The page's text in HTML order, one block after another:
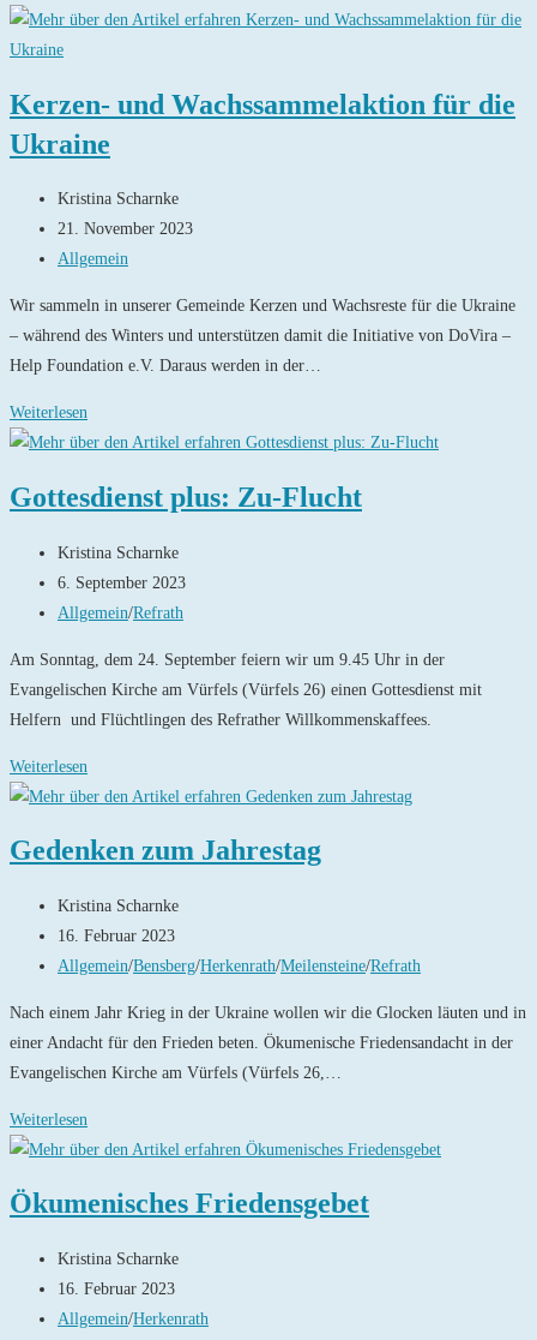
in
Kerzen- und Wachssammelaktion für die
Ukraine
Beitrags-
Autor:
Kristina Scharnke
Beitrag
veröffentlicht:
21. November 2023
Beitrags-
Allgemein
Wir sammeln in unserer Gemeinde Kerzen und Wachsreste für die Ukraine
– während des Winters und unterstützen damit die Initiative von DoVira –
Help Foundation e.V. Daraus werden in der…
Weiterlesen
und
für
Ukraine
Gottesdienst plus: Zu-Flucht
Beitrags-
Autor:
Kristina Scharnke
Beitrag
veröffentlicht:
6. September 2023
Beitrags-
Allgemein/Refrath
Am Sonntag, dem 24. September feiern wir um 9.45 Uhr in der
Evangelischen Kirche am Vürfels (Vürfels 26) einen Gottesdienst mit
Helfern und Flüchtlingen des Refrather Willkommenskaffees.
Weiterlesen
plus:
Flucht
Gedenken zum Jahrestag
Beitrags-
Autor:
Kristina Scharnke
Beitrag
veröffentlicht:
16. Februar 2023
Beitrags-
Allgemein/Bensberg/Herkenrath/Meilensteine/Refrath
Nach einem Jahr Krieg in der Ukraine wollen wir die Glocken läuten und in
einer Andacht für den Frieden beten. Ökumenische Friedensandacht in der
Evangelischen Kirche am Vürfels (Vürfels 26,…
Weiterlesen
zum
Ökumenisches Friedensgebet
Beitrags-
Autor:
Kristina Scharnke
Beitrag
veröffentlicht:
16. Februar 2023
Beitrags-
Allgemein/Herkenrath